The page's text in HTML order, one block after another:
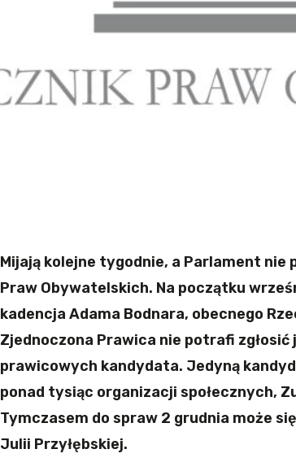
Mijają kolejne tygodnie, a Parlament
Praw Obywatelskich. Na początku
kadencja Adama Bodnara, obecnego
Zjednoczona Prawica nie potrafi
prawicowych kandydata. Jedyną
ponad tysiąc organizacji społecznych,
Tymczasem do spraw 2 grudnia może
Julii Przyłębskiej.